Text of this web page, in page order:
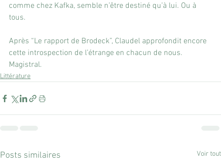
comme chez Kafka, semble n’être destiné qu’à lui. Ou à
tous.
Après “Le rapport de Brodeck”, Claudel approfondit encore
cette introspection de l’étrange en chacun de nous.
Magistral.
Littérature
Posts similaires Voir tout